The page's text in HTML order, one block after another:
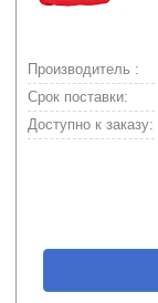
Производитель :
Срок поставки:
Доступно к заказу: